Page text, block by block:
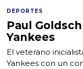
DEPORTES
Paul
Yankees
El veterano
Yankees con un